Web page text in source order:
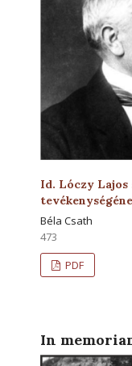
Id. Lóczy
Béla Csath
473
PDF
In